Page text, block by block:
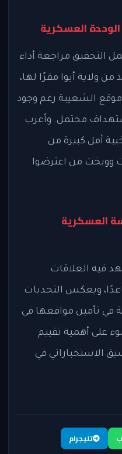
العسكرية
التحقيق مراجعة أداء
103 التي تتخذ من ولاية أيوا مقرًا لها،
موقع الشعيبة رغم وجود
محتمل. وأعرب
أمل كبيرة من
ووبخت من اعترضوا
العسكرية
فيه العلاقات
ويعكس التحديات
في تأمين مواقعها في
على أهمية تقييم
الاستخباراتي في
تليجرام